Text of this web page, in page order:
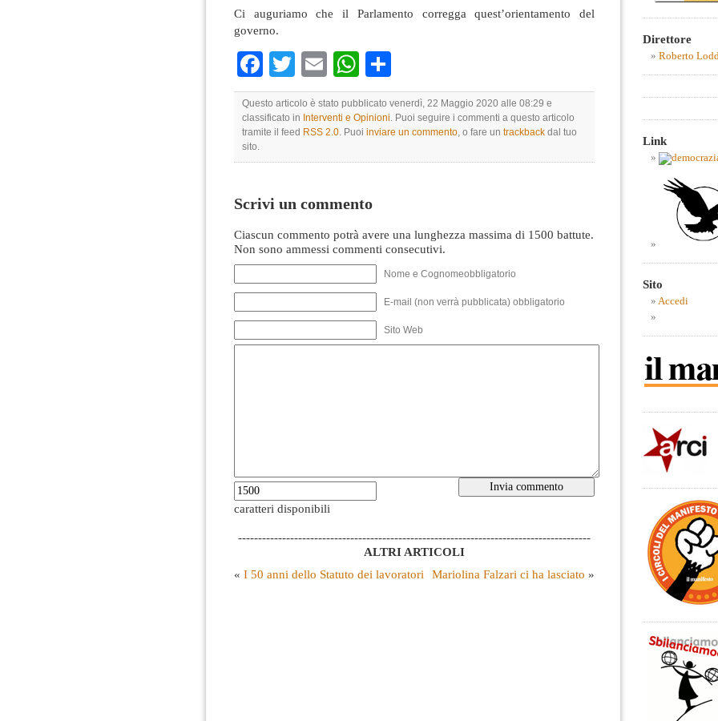
Ci auguriamo che il Parlamento corregga quest’orientamento del
governo.
Facebook
TwitterEmailWhatsApp
Questo articolo è stato pubblicato venerdì, 22 Maggio 2020 alle 08:29 e
classificato in Interventi e Opinioni . Puoi seguire i commenti a questo articolo
tramite il feed RSS 2.0 . Puoi inviare un commento , o fare un trackback dal tuo
sito.
Scrivi un commento
Ciascun commento potrà avere una lunghezza massima di 1500 battute.
Non sono ammessi commenti consecutivi.
Nome e Cognomeobbligatorio
E-mail (non verrà pubblicata) obbligatorio
Sito Web
caratteri disponibili
----------------------------------------------------------------------------------------
ALTRI ARTICOLI
« I 50 anni dello Statuto dei lavoratori Mariolina Falzari ci ha lasciato »
Direttore
Roberto
Link
Sito
Accedi